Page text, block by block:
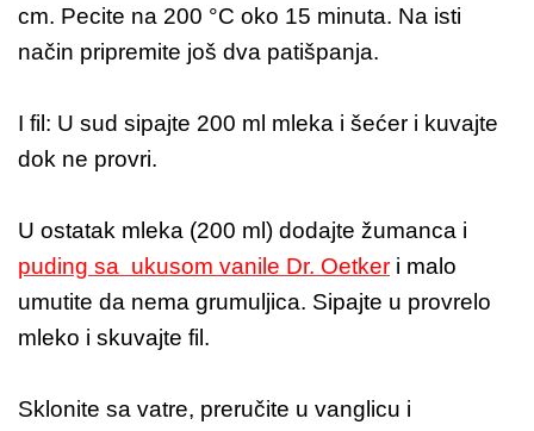
cm. Pecite na 200 °C oko 15 minuta. Na isti
način pripremite još dva patišpanja.
I fil: U sud sipajte 200 ml mleka i šećer i kuvajte
dok ne provri.
U ostatak mleka (200 ml) dodajte žumanca i
puding sa ukusom vanile Dr. Oetker i malo
umutite da nema grumuljica. Sipajte u provrelo
mleko i skuvajte fil.
Sklonite sa vatre, preručite u vanglicu i